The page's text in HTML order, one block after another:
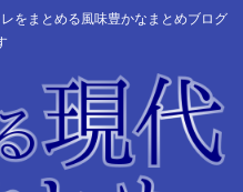
をまとめる風味豊かなまとめブログ